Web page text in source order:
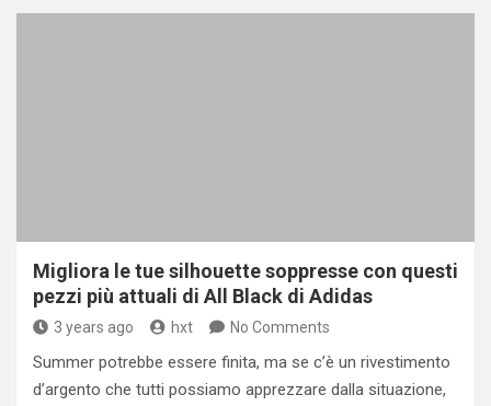
Migliora le tue silhouette soppresse con questi
pezzi più attuali di All Black di Adidas
3 years ago hxt No Comments
Summer potrebbe essere finita, ma se c’è un rivestimento
d’argento che tutti possiamo apprezzare dalla situazione,